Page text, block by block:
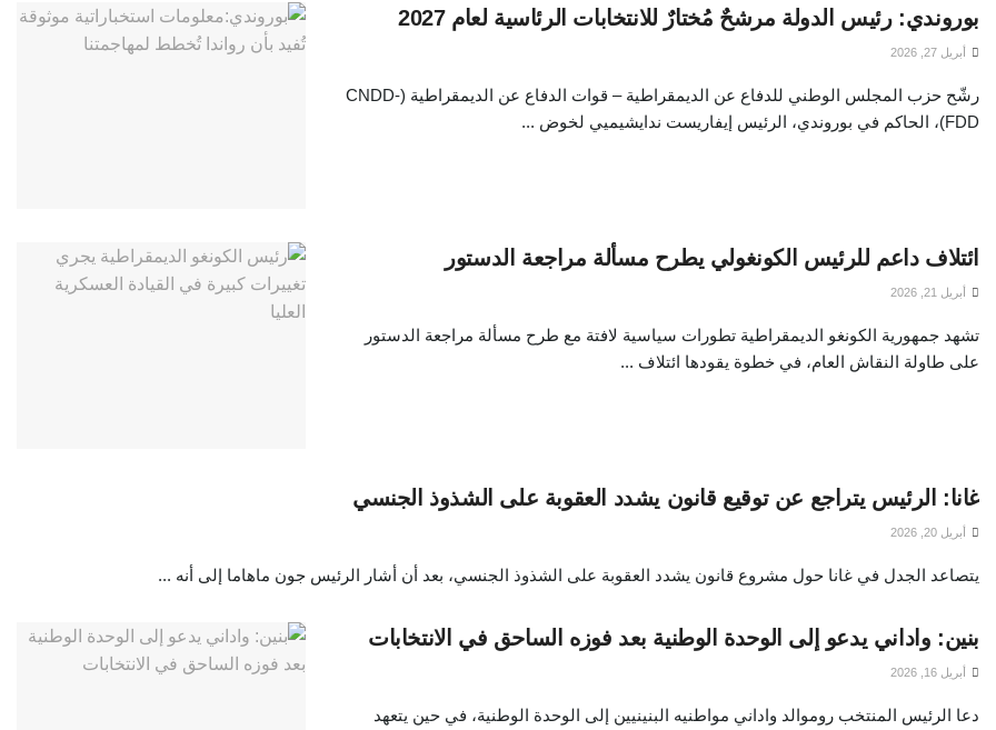
بوروندي: رئيس الدولة مرشحٌ مُختارٌ للانتخابات الرئاسية لعام 2027
أبريل 27, 2026
رشّح حزب المجلس الوطني للدفاع عن الديمقراطية – قوات الدفاع عن الديمقراطية (CNDD-
FDD)، الحاكم في بوروندي، الرئيس إيفاريست ندايشيميي لخوض ...
ائتلاف داعم للرئيس الكونغولي يطرح مسألة مراجعة الدستور
أبريل 21, 2026
تشهد جمهورية الكونغو الديمقراطية تطورات سياسية لافتة مع طرح مسألة مراجعة الدستور
على طاولة النقاش العام، في خطوة يقودها ائتلاف ...
غانا: الرئيس يتراجع عن توقيع قانون يشدد العقوبة على الشذوذ الجنسي
أبريل 20, 2026
يتصاعد الجدل في غانا حول مشروع قانون يشدد العقوبة على الشذوذ الجنسي، بعد أن أشار الرئيس جون ماهاما إلى أنه ...
بنين: واداني يدعو إلى الوحدة الوطنية بعد فوزه الساحق في الانتخابات
أبريل 16, 2026
دعا الرئيس المنتخب روموالد واداني مواطنيه البنينيين إلى الوحدة الوطنية، في حين يتعهد